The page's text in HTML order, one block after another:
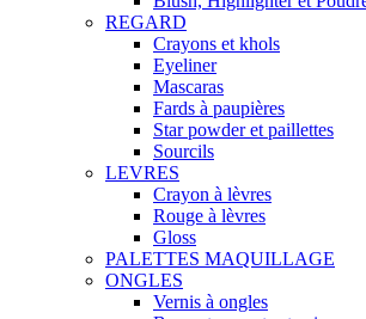
REGARD
Crayons et khols
Eyeliner
Mascaras
Fards à paupières
Star powder et paillettes
Sourcils
LEVRES
Crayon à lèvres
Rouge à lèvres
Gloss
PALETTES MAQUILLAGE
ONGLES
Vernis à ongles